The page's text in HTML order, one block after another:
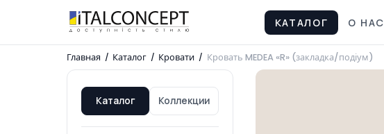
КАТАЛОГ О НАС
Главная / Каталог / Кровати / Кровать MEDEA «R» (закладка/подіум)
Каталог Коллекции